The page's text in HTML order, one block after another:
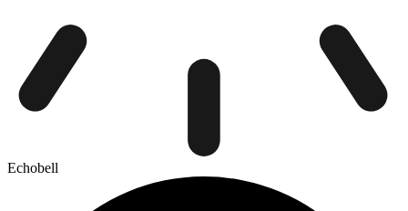
Echobell